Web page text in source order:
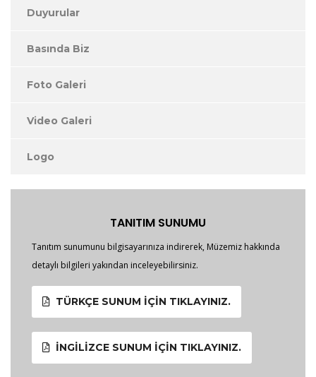
Duyurular
Basında Biz
Foto Galeri
Video Galeri
Logo
TANITIM SUNUMU
Tanıtım sunumunu bilgisayarınıza indirerek, Müzemiz hakkında
detaylı bilgileri yakından inceleyebilirsiniz.
TÜRKÇE SUNUM İÇIN TIKLAYINIZ.
İNGILIZCE SUNUM İÇIN TIKLAYINIZ.